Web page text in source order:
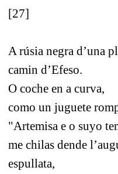
[27]
A rúsia negra d’una
camin d’Efeso.
O coche en a curva,
como un juguete
"Artemisa e o suyo
me chilas dende
espullata,